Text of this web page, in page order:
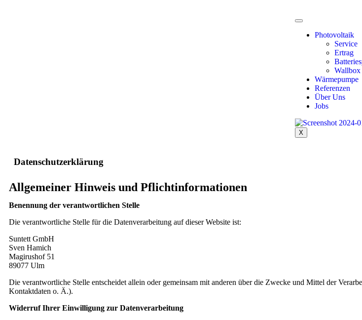
Photovoltaik
Service
Ertrag
Wallbox
Wärmepumpe
Referenzen
Über Uns
Jobs
X
Datenschutzerklärung
Allgemeiner Hinweis und Pflichtinformationen
Benennung der verantwortlichen Stelle
Die verantwortliche Stelle für die Datenverarbeitung auf dieser Website ist:
Suntett GmbH
Sven Hamich
Magirushof 51
89077 Ulm
Die verantwortliche Stelle entscheidet allein oder gemeinsam mit anderen über die Zwecke und Mittel der
Kontaktdaten o. Ä.).
Widerruf Ihrer Einwilligung zur Datenverarbeitung